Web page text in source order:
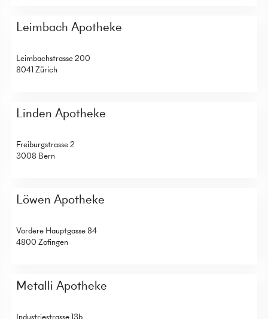
Leimbach Apotheke
Leimbachstrasse 200
8041 Zürich
Linden Apotheke
Freiburgstrasse 2
3008 Bern
Löwen Apotheke
Vordere Hauptgasse 84
4800 Zofingen
Metalli Apotheke